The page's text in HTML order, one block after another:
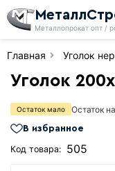
Металлопрокат опт /
Главная Уголок
Уголок
Остаток мало Остаток
В избранное
Код товара: 505